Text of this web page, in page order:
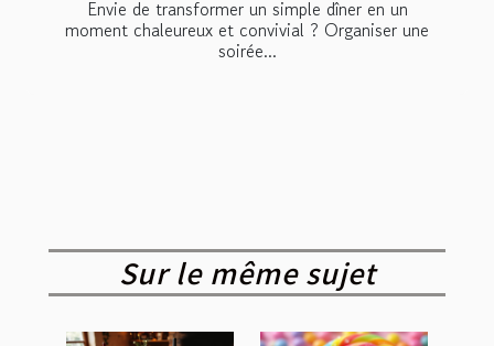
Envie de transformer un simple dîner en un
moment chaleureux et convivial ? Organiser une
soirée...
Sur le même sujet